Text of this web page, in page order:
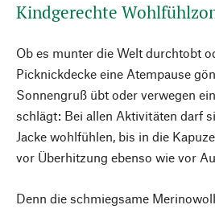
Kindgerechte
Ob es munter die Welt durchtobt
Picknickdecke eine Atempause
Sonnengruß übt oder verwegen
schlägt: Bei allen Aktivitäten darf
Jacke wohlfühlen, bis in die
vor Überhitzung ebenso wie vor
Denn die schmiegsame